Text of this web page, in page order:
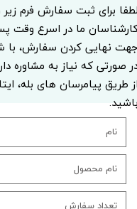
برای ثبت سفارش فرم زیر
ما در اسرع وقت
نهایی کردن سفارش، با
صورتی که نیاز به مشاوره
طریق پیامرسان های بله،